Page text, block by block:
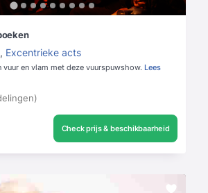
, Excentrieke acts
vuur en vlam met deze vuurspuwshow. Lees
Check prijs & beschikbaarheid